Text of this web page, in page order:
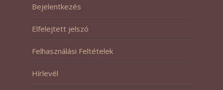
Bejelentkezés
Elfelejtett jelszó
Felhasználási Feltételek
Hírlevél